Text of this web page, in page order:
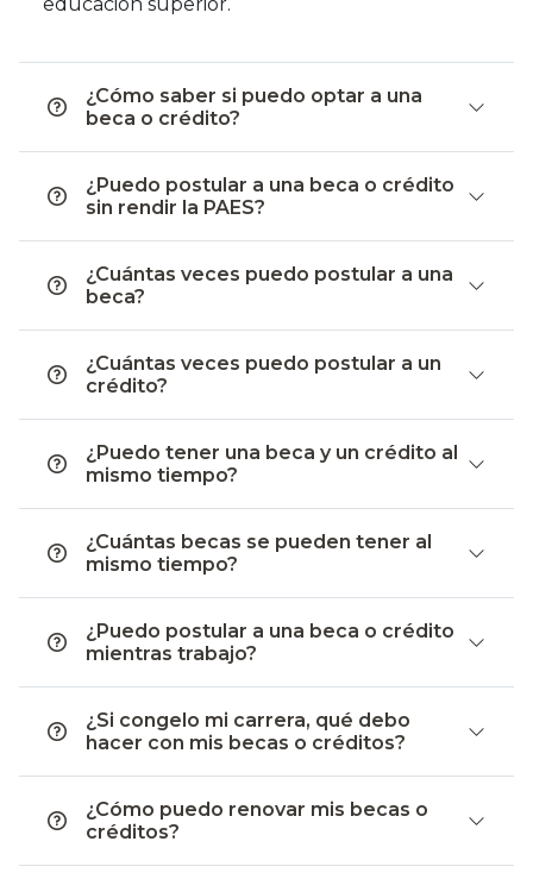
¿Cómo saber si puedo optar a una
beca o crédito?
¿Puedo postular a una beca o crédito
sin rendir la PAES?
¿Cuántas veces puedo postular a una
beca?
¿Cuántas veces puedo postular a un
crédito?
¿Puedo tener una beca y un crédito al
mismo tiempo?
¿Cuántas becas se pueden tener al
mismo tiempo?
¿Puedo postular a una beca o crédito
mientras trabajo?
¿Si congelo mi carrera, qué debo
hacer con mis becas o créditos?
¿Cómo puedo renovar mis becas o
créditos?